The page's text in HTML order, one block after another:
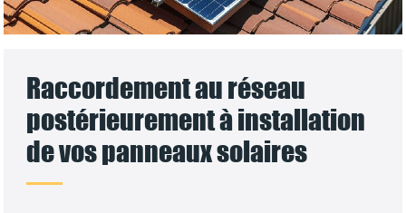
Raccordement au réseau
postérieurement à installation
de vos panneaux solaires